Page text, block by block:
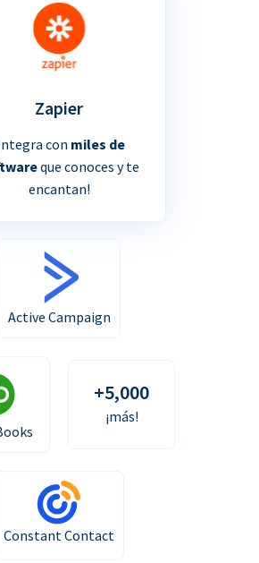
Zapier
con miles de
que conoces y te
encantan!
Active Campaign
+5,000
¡más!
Constant Contact